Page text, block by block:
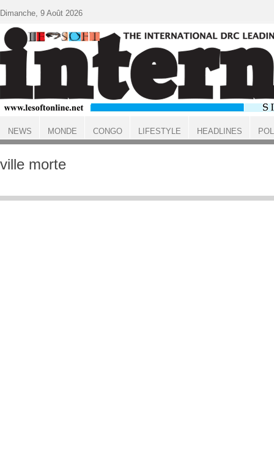
ACCUEIL
ville morte
Dimanche, 9 Août 2026
NEWS MONDE CONGO LIFESTYLE HEADLINES